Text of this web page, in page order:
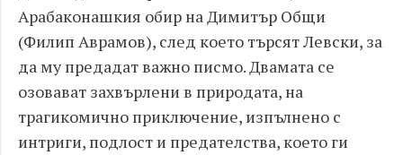
Арабаконашкия обир на Димитър Общи
(Филип Аврамов), след което търсят Левски, за
да му предадат важно писмо. Двамата се
озовават захвърлени в природата, на
трагикомично приключение, изпълнено с
интриги, подлост и предателства, което ги